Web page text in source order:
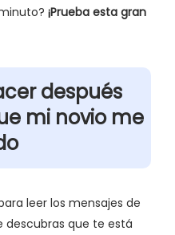
¡Prueba esta gran
después
mi novio me
leer los mensajes de
descubras que te está